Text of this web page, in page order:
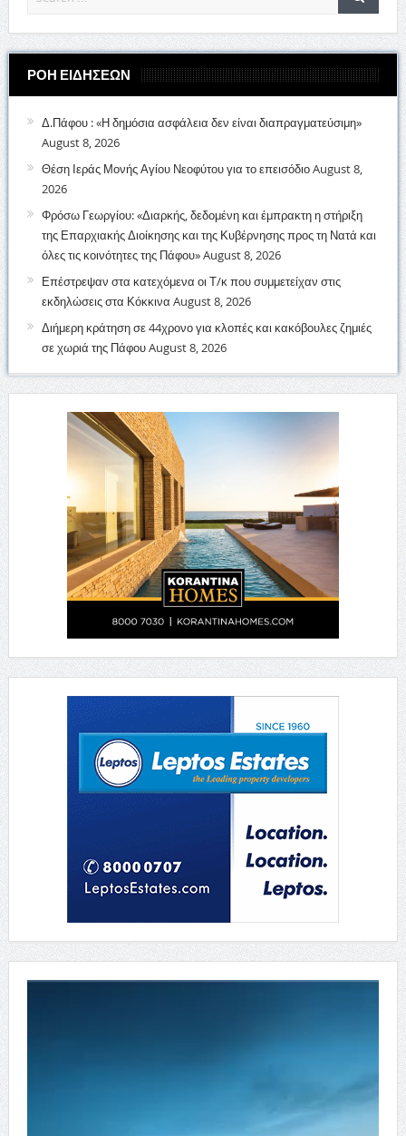
ΡΟΗ ΕΙΔΗΣΕΩΝ
Δ.Πάφου : «Η δημόσια ασφάλεια δεν είναι διαπραγματεύσιμη»
August 8, 2026
Θέση Ιεράς Μονής Αγίου Νεοφύτου για το επεισόδιοAugust 8,
2026
Φρόσω Γεωργίου: «Διαρκής, δεδομένη και έμπρακτη η στήριξη
της Επαρχιακής Διοίκησης και της Κυβέρνησης προς τη Νατά και
όλες τις κοινότητες της Πάφου»August 8, 2026
Επέστρεψαν στα κατεχόμενα οι Τ/κ που συμμετείχαν στις
εκδηλώσεις στα Κόκκινα August 8, 2026
Διήμερη κράτηση σε 44χρονο για κλοπές και κακόβουλες ζημιές
σε χωριά της ΠάφουAugust 8, 2026